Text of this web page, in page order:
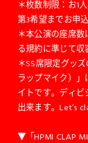
＊枚数制限：お1
第3希望までお申
＊本公演の座席
る規約に準じて収
＊SS席限定グッ
ラップマイク）
イトです。ディ
出来ます。Let’s
▼「HPMI CLAP